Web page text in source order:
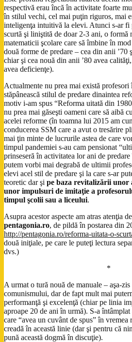
respectivă erau încă în activitate foarte
în stilul vechi, cel mai puţin riguros, mai
inteligenţa intuitivă la elevi. Atunci s-ar fi
scurtă şi liniştită de doar 2-3 ani, o formă
matematicii şcolare care să îmbine în
două forme de predare – cea din anii ’70
chiar şi cea nouă din anii ’80 avea
avea deficienţe).
Actualmente nu prea mai există profesori
stăpânească stilul de predare dinaintea
motiv i-am spus “Reforma uitată din
nu prea mai găseşti oameni care să aibă
acelei reforme (în toamna lui 2015 am
conducerea SSM care a avut o tresărire
mai ţin minte de lucrurile astea de care
timpul pandemiei s-au cam pensionat
prinseseră în activitatea lor ani de
putem vorbi mai degrabă de ultimii
elevi acel stil de predare şi la care s-ar
teoretic dar şi pe baza revitalizării
unor impulsuri de imitaţie a
timpul şcolii sau a liceului.
Asupra acestor aspecte am atras atenţia
pentagonia.ro, de pildă în postarea din
http://pentagonia.ro/reforma-uitata-o-
două iniţiale, pe care le puteţi lectura
dvs.)
*
A urmat o tură nouă de manuale – aşa-
comunismului, dar de fapt mult mai
performanţă şi excelenţă (chiar pe linia
aproape 20 de ani în urmă). S-a întâmplat
care “avea un cuvânt de spus” în vremea
creadă în această linie (dar şi pentru că
pună această dogmă în discuţie).